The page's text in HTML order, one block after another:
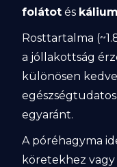
folátot és
Rosttartalma
a jóllakottság
különösen
egyaránt.
A póréhagyma
köretekhez